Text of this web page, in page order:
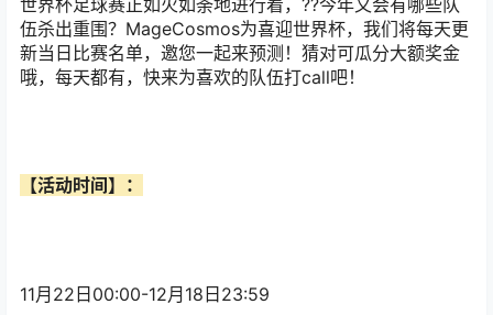
伍杀出重围？MageCosmos为喜迎世界杯，我们将每天更
新当日比赛名单，邀您一起来预测！猜对可瓜分大额奖金
哦，每天都有，快来为喜欢的队伍打call吧！
【活动时间】：
11月22日00:00-12月18日23:59